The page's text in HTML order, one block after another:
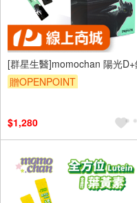
[群星生醫]momochan 陽光
贈OPENPOINT
$1,280